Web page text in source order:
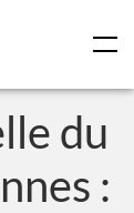
du
: